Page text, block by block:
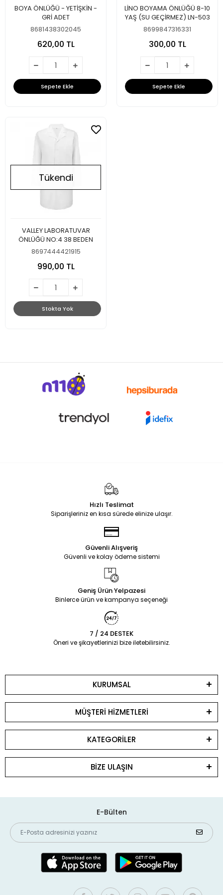
BOYA ÖNLÜĞÜ - YETİŞKİN -
GRİ ADET
8681438302045
620,00 TL
Sepete Ekle
LİNO BOYAMA ÖNLÜĞÜ 8-10
YAŞ (SU GEÇİRMEZ) LN-503
8699847316331
300,00 TL
Sepete Ekle
Tükendi
VALLEY LABORATUVAR
ÖNLÜĞÜ NO:4 38 BEDEN
8697444421915
990,00 TL
Stokta Yok
Hızlı Teslimat
Siparişleriniz en kısa sürede elinize ulaşır.
Güvenli Alışveriş
Güvenli ve kolay ödeme sistemi
Geniş Ürün Yelpazesi
Binlerce ürün ve kampanya seçeneği
7 / 24 DESTEK
Öneri ve şikayetlerinizi bize iletebilirsiniz.
KURUMSAL
MÜŞTERİ HİZMETLERİ
KATEGORİLER
BİZE ULAŞIN
E-Bülten